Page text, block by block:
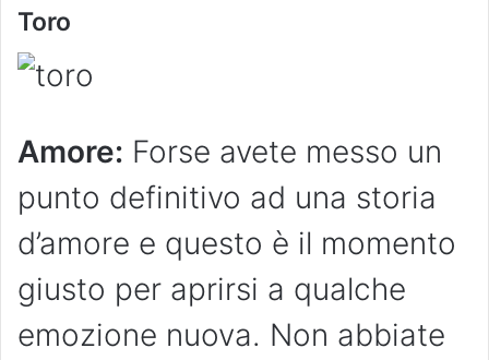
Toro
Amore: Forse avete messo un
punto definitivo ad una storia
d’amore e questo è il momento
giusto per aprirsi a qualche
emozione nuova. Non abbiate